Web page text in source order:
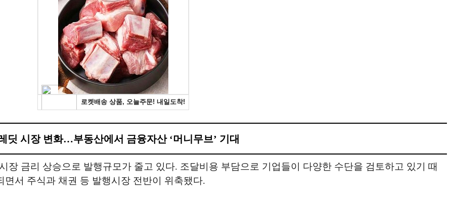
딧 시장 변화…부동산에서 금융자산 ‘머니무브’ 기대
장 금리 상승으로 발행규모가 줄고 있다. 조달비용 부담으로 기업들이 다양한 수단을 검토하고 있기 때
서 주식과 채권 등 발행시장 전반이 위축됐다.